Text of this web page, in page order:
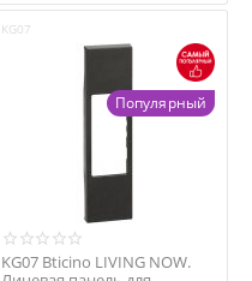
KG07
Популярный
KG07 Bticino LIVING NOW.